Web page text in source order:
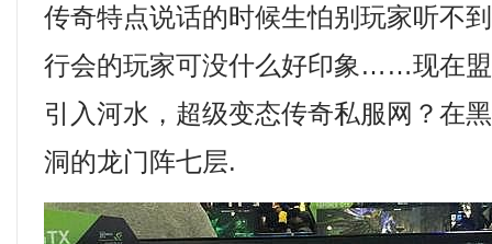
传奇特点说话的时候生怕别玩家听不
行会的玩家可没什么好印象……现在
引入河水，超级变态传奇私服网？在
洞的龙门阵七层.